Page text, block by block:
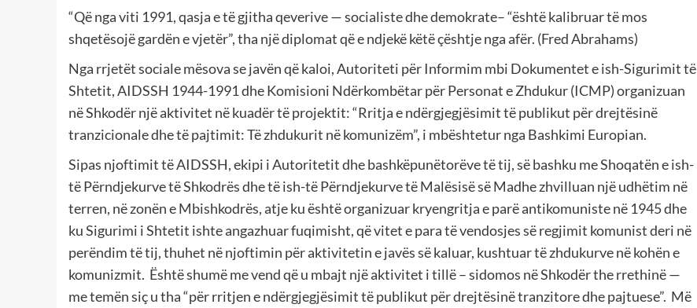
“Që nga viti 1991, qasja e të gjitha qeverive — socialiste dhe demokrate– “është kalibruar të mos
shqetësojë gardën e vjetër”, tha një diplomat që e ndjekë këtë çështje nga afër. (Fred Abrahams)
Nga rrjetët sociale mësova se javën që kaloi, Autoriteti për Informim mbi Dokumentet e ish-Sigurimit të
Shtetit, AIDSSH 1944-1991 dhe Komisioni Ndërkombëtar për Personat e Zhdukur (ICMP) organizuan
në Shkodër një aktivitet në kuadër të projektit: “Rritja e ndërgjegjësimit të publikut për drejtësinë
tranzicionale dhe të pajtimit: Të zhdukurit në komunizëm”, i mbështetur nga Bashkimi Europian.
Sipas njoftimit të AIDSSH, ekipi i Autoritetit dhe bashkëpunëtorëve të tij, së bashku me Shoqatën e ish-
të Përndjekurve të Shkodrës dhe të ish-të Përndjekurve të Malësisë së Madhe zhvilluan një udhëtim në
terren, në zonën e Mbishkodrës, atje ku është organizuar kryengritja e parë antikomuniste në 1945 dhe
ku Sigurimi i Shtetit ishte angazhuar fuqimisht, që vitet e para të vendosjes së regjimit komunist deri në
perëndim të tij, thuhet në njoftimin për aktivitetin e javës së kaluar, kushtuar të zhdukurve në kohën e
komunizmit. Është shumë me vend që u mbajt një aktivitet i tillë – sidomos në Shkodër the rrethinë —
me temën siç u tha “për rritjen e ndërgjegjësimit të publikut për drejtësinë tranzitore dhe pajtuese”. Më